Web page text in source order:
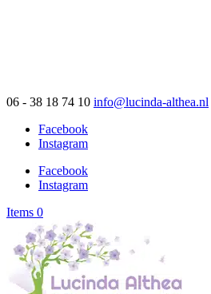
06 - 38 18 74 10 info@lucinda-althea.nl
Facebook
Instagram
Facebook
Instagram
Items 0